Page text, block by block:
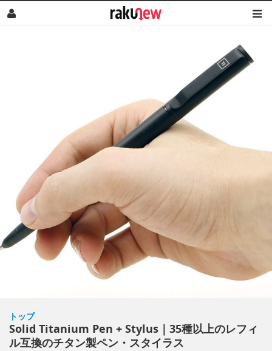
トップ
Solid Titanium Pen + Stylus｜35種以上のレフィ
ル互換のチタン製ペン・スタイラス